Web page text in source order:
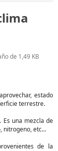
de 1,49 KB
estado
terrestre.
una mezcla de
nitrogeno, etc...
de la